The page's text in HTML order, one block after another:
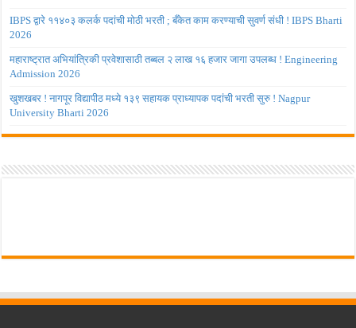
IBPS द्वारे ११४०३ कलर्क पदांची मोठी भरती ; बँकेत काम करण्याची सुवर्ण संधी ! IBPS Bharti
2026
महाराष्ट्रात अभियांत्रिकी प्रवेशासाठी तब्बल २ लाख १६ हजार जागा उपलब्ध ! Engineering
Admission 2026
खुशखबर ! नागपूर विद्यापीठ मध्ये १३९ सहायक प्राध्यापक पदांची भरती सुरु ! Nagpur
University Bharti 2026